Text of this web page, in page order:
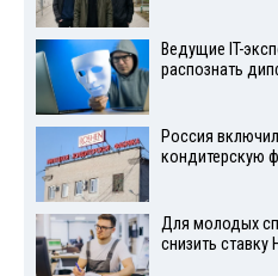
Ведущие IT-
распознать
Россия
кондитерскую
Для молодых
снизить